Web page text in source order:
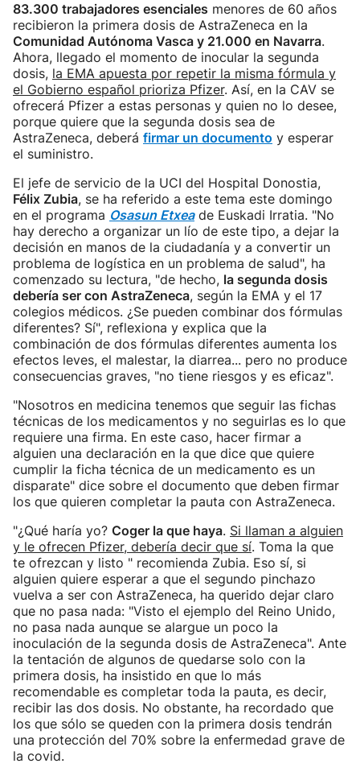
83.300 trabajadores esenciales menores de 60 años
recibieron la primera dosis de AstraZeneca en la
Comunidad Autónoma Vasca y 21.000 en Navarra.
Ahora, llegado el momento de inocular la segunda
dosis, la EMA apuesta por repetir la misma fórmula y
el Gobierno español prioriza Pfizer. Así, en la CAV se
ofrecerá Pfizer a estas personas y quien no lo desee,
porque quiere que la segunda dosis sea de
AstraZeneca, deberá firmar un documento y esperar
el suministro.
El jefe de servicio de la UCI del Hospital Donostia,
Félix Zubia, se ha referido a este tema este domingo
en el programa Osasun Etxeade Euskadi Irratia. "No
hay derecho a organizar un lío de este tipo, a dejar la
decisión en manos de la ciudadanía y a convertir un
problema de logística en un problema de salud", ha
comenzado su lectura, "de hecho, la segunda dosis
debería ser con AstraZeneca, según la EMA y el 17
colegios médicos. ¿Se pueden combinar dos fórmulas
diferentes? Sí", reflexiona y explica que la
combinación de dos fórmulas diferentes aumenta los
efectos leves, el malestar, la diarrea... pero no produce
consecuencias graves, "no tiene riesgos y es eficaz".
"Nosotros en medicina tenemos que seguir las fichas
técnicas de los medicamentos y no seguirlas es lo que
requiere una firma. En este caso, hacer firmar a
alguien una declaración en la que dice que quiere
cumplir la ficha técnica de un medicamento es un
disparate" dice sobre el documento que deben firmar
los que quieren completar la pauta con AstraZeneca.
"¿Qué haría yo? Coger la que haya. Si llaman a alguien
y le ofrecen Pfizer, debería decir que sí. Toma la que
te ofrezcan y listo " recomienda Zubia. Eso sí, si
alguien quiere esperar a que el segundo pinchazo
vuelva a ser con AstraZeneca, ha querido dejar claro
que no pasa nada: "Visto el ejemplo del Reino Unido,
no pasa nada aunque se alargue un poco la
inoculación de la segunda dosis de AstraZeneca". Ante
la tentación de algunos de quedarse solo con la
primera dosis, ha insistido en que lo más
recomendable es completar toda la pauta, es decir,
recibir las dos dosis. No obstante, ha recordado que
los que sólo se queden con la primera dosis tendrán
una protección del 70% sobre la enfermedad grave de
la covid.